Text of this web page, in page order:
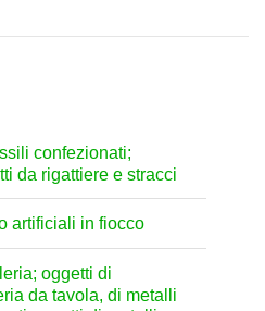
confezionati;
da rigattiere e stracci
artificiali in fiocco
oggetti di
da tavola, di metalli